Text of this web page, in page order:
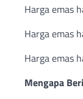
Harga emas
Harga emas
Harga emas
Mengapa